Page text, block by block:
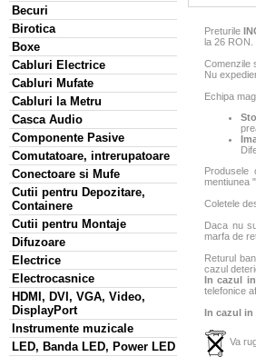
Becuri
Birotica
Boxe
Cabluri Electrice
Cabluri Mufate
Cabluri la Metru
Casca Audio
Componente Pasive
Comutatoare, intrerupatoare
Conectoare si Mufe
Cutii pentru Depozitare,
Containere
Cutii pentru Montaje
Difuzoare
Electrice
Electrocasnice
HDMI, DVI, VGA, Video,
DisplayPort
Instrumente muzicale
LED, Banda LED, Power LED
Preturile
la 26 RON.
Comenzile
Nu
Echipa
mentiunea "
Coletele
Daca nu
marfa de
Returul
cazul
In cazul
telefonice
In cazul
Va